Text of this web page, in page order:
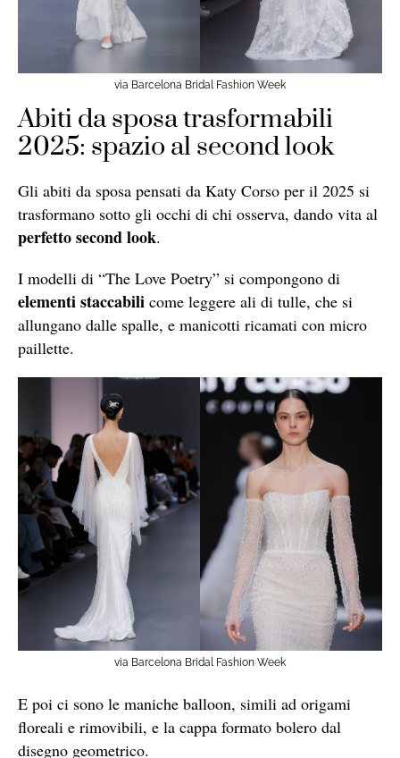
via Barcelona Bridal Fashion Week
Abiti da sposa trasformabili
2025: spazio al second look
Gli abiti da sposa pensati da Katy Corso per il 2025 si
trasformano sotto gli occhi di chi osserva, dando vita al
perfetto second look.
I modelli di “The Love Poetry” si compongono di
elementi staccabili come leggere ali di tulle, che si
allungano dalle spalle, e manicotti ricamati con micro
paillette.
via Barcelona Bridal Fashion Week
E poi ci sono le maniche balloon, simili ad origami
floreali e rimovibili, e la cappa formato bolero dal
disegno geometrico.